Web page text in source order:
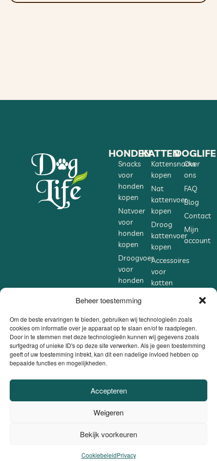
Beheer toestemming
Om de beste ervaringen te bieden, gebruiken wij technologieën zoals
cookies om informatie over je apparaat op te slaan en/of te raadplegen.
Door in te stemmen met deze technologieën kunnen wij gegevens zoals
surfgedrag of unieke ID's op deze site verwerken. Als je geen toestemming
geeft of uw toestemming intrekt, kan dit een nadelige invloed hebben op
bepaalde functies en mogelijkheden.
Accepteren
Weigeren
Bekijk voorkeuren
CookiebeleidPrivacy
HONDEN
Snacks
voor
honden
kopen
Natvoer
voor
honden
kopen
Droogvoer
voor
honden
Accessoires
voor
honden
kopen
Supplementen
KATTEN
Kattensnacks
kopen
Nat
kattenvoer
kopen
Droog
kattenvoer
kopen
Accessoires
voor
katten
voor
katten
kopen
DOGLIFE
Over
ons
FAQ
Blog
Contact
Mijn
account
Privacybeleid / Algemene voorwaarden /